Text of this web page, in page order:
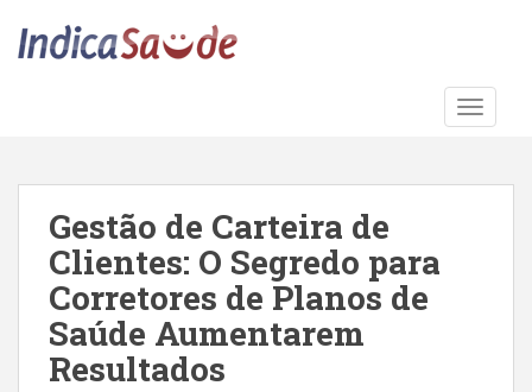
Gestão de Carteira de
Clientes: O Segredo para
Corretores de Planos de
Saúde Aumentarem
Resultados